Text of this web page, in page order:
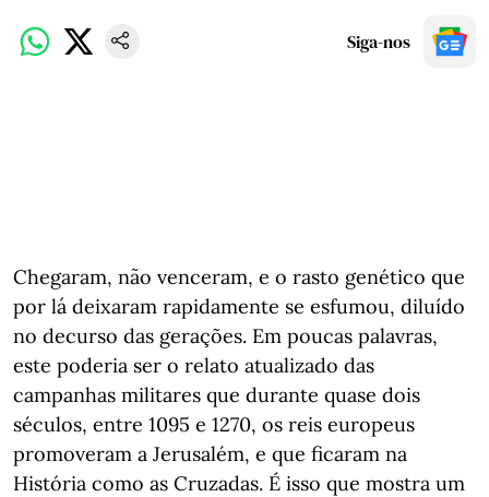
Siga-nos
Chegaram, não venceram, e o rasto genético que
por lá deixaram rapidamente se esfumou, diluído
no decurso das gerações. Em poucas palavras,
este poderia ser o relato atualizado das
campanhas militares que durante quase dois
séculos, entre 1095 e 1270, os reis europeus
promoveram a Jerusalém, e que ficaram na
História como as Cruzadas. É isso que mostra um